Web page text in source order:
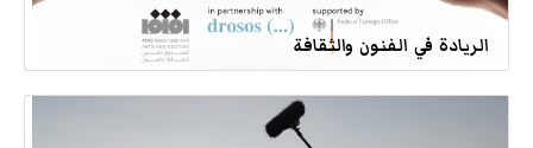
الريادة في الفنون والثقافة